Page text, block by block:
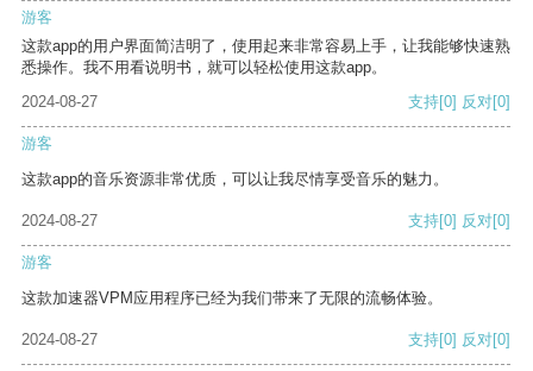
游客
这款app的用户界面简洁明了，使用起来非常容易上手，让我能够快速熟
悉操作。我不用看说明书，就可以轻松使用这款app。
2024-08-27
支持[0] 反对[0]
游客
这款app的音乐资源非常优质，可以让我尽情享受音乐的魅力。
2024-08-27 支持[0] 反对[0]
游客
这款加速器VPM应用程序已经为我们带来了无限的流畅体验。
2024-08-27 支持[0] 反对[0]